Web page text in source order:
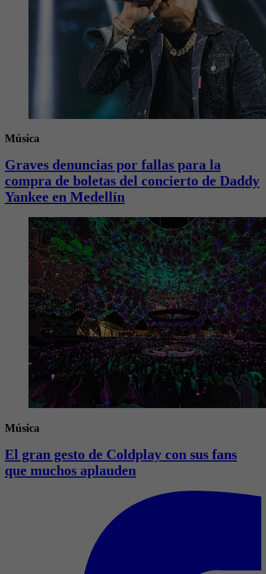
Música
Graves denuncias por fallas para la
compra de boletas del concierto de Daddy
Yankee en Medellín
Música
El gran gesto de Coldplay con sus fans
que muchos aplauden